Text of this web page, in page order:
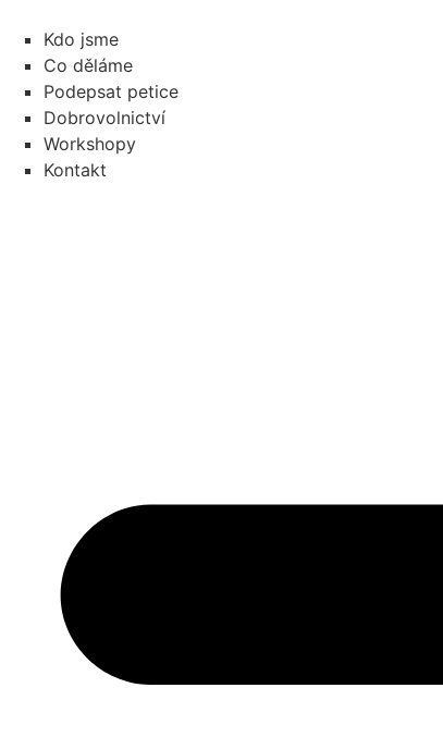
obsahu
Kdo jsme
Co děláme
Podepsat petice
Dobrovolnictví
Workshopy
Kontakt